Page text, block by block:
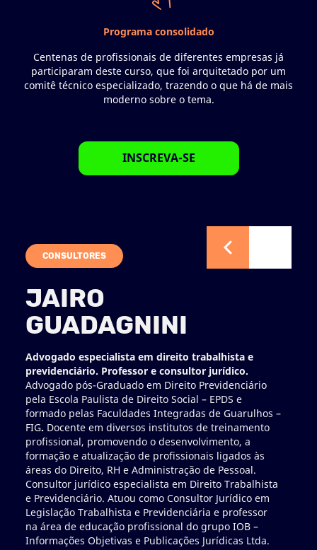
Programa consolidado
Centenas de profissionais de diferentes empresas já
participaram deste curso, que foi arquitetado por um
comitê técnico especializado, trazendo o que há de mais
moderno sobre o tema.
INSCREVA-SE
CONSULTORES
JAIRO
GUADAGNINI
Advogado especialista em direito trabalhista e
previdenciário. Professor e consultor jurídico.
Advogado pós-Graduado em Direito Previdenciário
pela Escola Paulista de Direito Social – EPDS e
formado pelas Faculdades Integradas de Guarulhos –
FIG. Docente em diversos institutos de treinamento
profissional, promovendo o desenvolvimento, a
formação e atualização de profissionais ligados às
áreas do Direito, RH e Administração de Pessoal.
Consultor jurídico especialista em Direito Trabalhista
e Previdenciário. Atuou como Consultor Jurídico em
Legislação Trabalhista e Previdenciária e professor
na área de educação profissional do grupo IOB –
Informações Objetivas e Publicações Jurídicas Ltda.